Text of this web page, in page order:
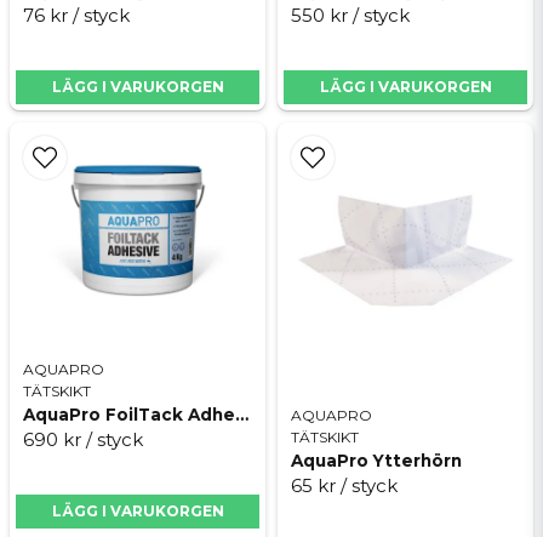
76 kr / styck
LÄGG I VARUKORGEN
550 kr / styck
LÄGG I VARUKORGEN
AQUAPRO
TÄTSKIKT
AquaPro FoilTack Adhesive 4kg
690 kr / styck
LÄGG I VARUKORGEN
AQUAPRO
TÄTSKIKT
AquaPro Ytterhörn
65 kr / styck